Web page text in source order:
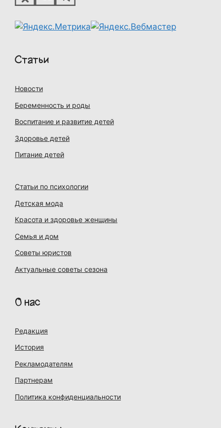
Статьи
Новости
Беременность и роды
Воспитание и развитие детей
Здоровье детей
Питание детей
Статьи по психологии
Детская мода
Красота и здоровье женщины
Семья и дом
Советы юристов
Актуальные советы сезона
О нас
Редакция
История
Рекламодателям
Партнерам
Политика конфиденциальности